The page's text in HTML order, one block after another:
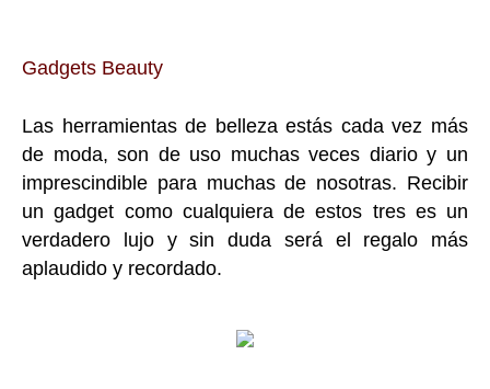
Gadgets Beauty
Las herramientas de belleza estás cada vez más
de moda, son de uso muchas veces diario y un
imprescindible para muchas de nosotras. Recibir
un gadget como cualquiera de estos tres es un
verdadero lujo y sin duda será el regalo más
aplaudido y recordado.